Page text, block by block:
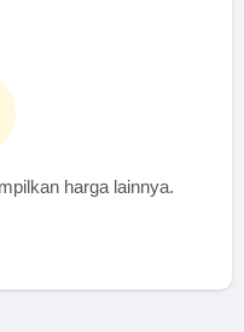
harga lainnya.